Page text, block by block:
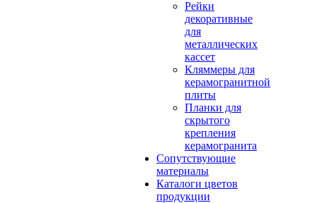
Рейки
декоративные
для
металлических
кассет
Кляммеры для
керамогранитной
плиты
Планки для
скрытого
крепления
керамогранита
Сопутствующие
материалы
Каталоги цветов
продукции